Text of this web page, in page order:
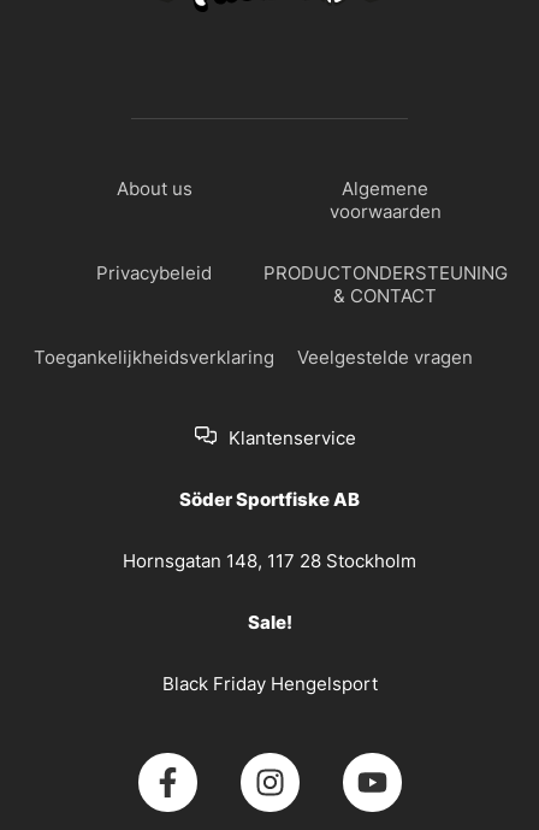
About us
Algemene
voorwaarden
Privacybeleid
PRODUCTONDERSTEUNING
& CONTACT
Toegankelijkheidsverklaring Veelgestelde vragen
Klantenservice
Söder Sportfiske AB
Hornsgatan 148, 117 28 Stockholm
Sale!
Black Friday Hengelsport